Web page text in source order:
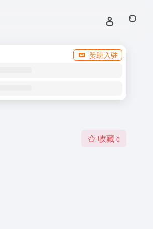
赞助入驻
收藏 0